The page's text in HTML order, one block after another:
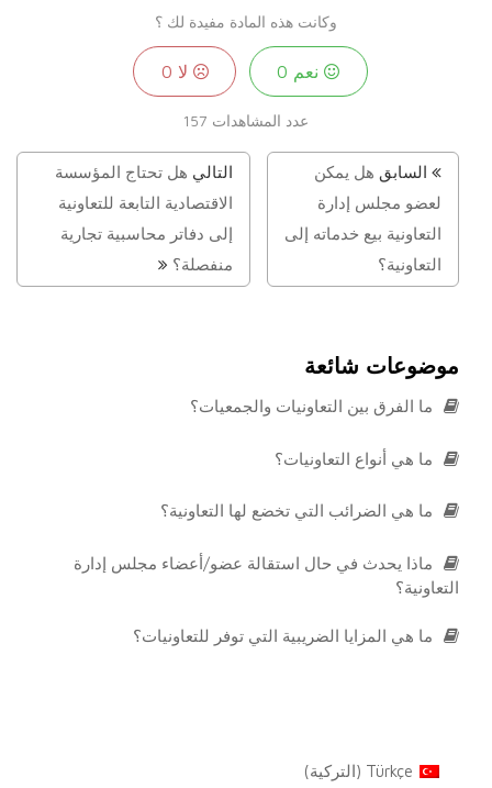
وكانت هذه المادة مفيدة لك ؟
نعم 0 لا 0
عدد المشاهدات 157
السابق هل يمكن
لعضو مجلس إدارة
التعاونية بيع خدماته إلى
التعاونية؟
التالي هل تحتاج المؤسسة
الاقتصادية التابعة للتعاونية
إلى دفاتر محاسبية تجارية
منفصلة؟
موضوعات شائعة
ما الفرق بين التعاونيات والجمعيات؟
ما هي أنواع التعاونيات؟
ما هي الضرائب التي تخضع لها التعاونية؟
ماذا يحدث في حال استقالة عضو/أعضاء مجلس إدارة
التعاونية؟
ما هي المزايا الضريبية التي توفر للتعاونيات؟
Türkçe
(التركية)